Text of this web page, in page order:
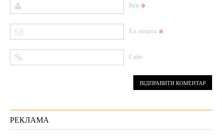
Ім'я *
Ел. пошта *
Сайт
РЕКЛАМА